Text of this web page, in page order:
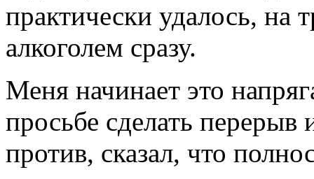
практически удалось, на
алкоголем сразу.
Меня начинает это
просьбе сделать перерыв
против, сказал, что